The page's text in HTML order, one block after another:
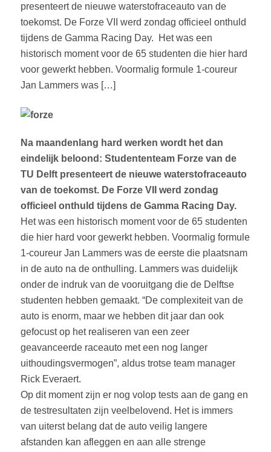
presenteert de nieuwe waterstofraceauto van de
toekomst. De Forze VII werd zondag officieel onthuld
tijdens de Gamma Racing Day. Het was een
historisch moment voor de 65 studenten die hier hard
voor gewerkt hebben. Voormalig formule 1-coureur
Jan Lammers was […]
Na maandenlang hard werken wordt het dan
eindelijk beloond: Studententeam Forze van de
TU Delft presenteert de nieuwe waterstofraceauto
van de toekomst. De Forze VII werd zondag
officieel onthuld tijdens de Gamma Racing Day.
Het was een historisch moment voor de 65 studenten
die hier hard voor gewerkt hebben. Voormalig formule
1-coureur Jan Lammers was de eerste die plaatsnam
in de auto na de onthulling. Lammers was duidelijk
onder de indruk van de vooruitgang die de Delftse
studenten hebben gemaakt. “De complexiteit van de
auto is enorm, maar we hebben dit jaar dan ook
gefocust op het realiseren van een zeer
geavanceerde raceauto met een nog langer
uithoudingsvermogen”, aldus trotse team manager
Rick Everaert.
Op dit moment zijn er nog volop tests aan de gang en
de testresultaten zijn veelbelovend. Het is immers
van uiterst belang dat de auto veilig langere
afstanden kan afleggen en aan alle strenge